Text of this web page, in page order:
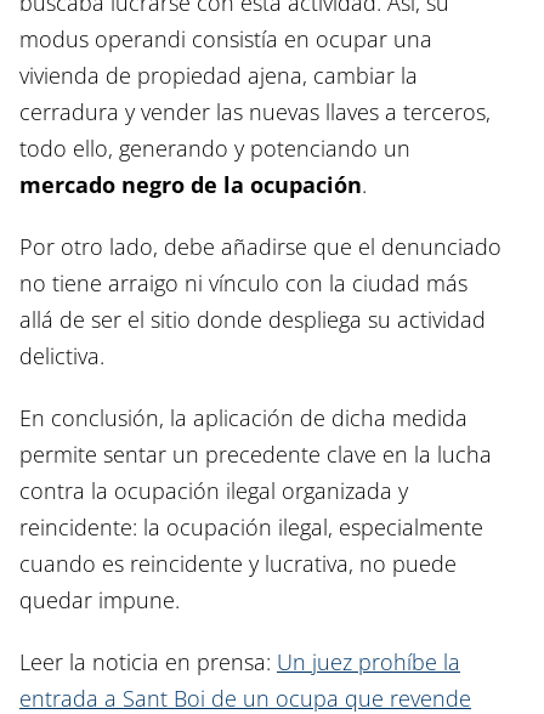
modus operandi consistía en ocupar una
vivienda de propiedad ajena, cambiar la
cerradura y vender las nuevas llaves a terceros,
todo ello, generando y potenciando un
mercado negro de la ocupación.
Por otro lado, debe añadirse que el denunciado
no tiene arraigo ni vínculo con la ciudad más
allá de ser el sitio donde despliega su actividad
delictiva.
En conclusión, la aplicación de dicha medida
permite sentar un precedente clave en la lucha
contra la ocupación ilegal organizada y
reincidente: la ocupación ilegal, especialmente
cuando es reincidente y lucrativa, no puede
quedar impune.
Leer la noticia en prensa: Un juez prohíbe la
entrada a Sant Boi de un ocupa que revende